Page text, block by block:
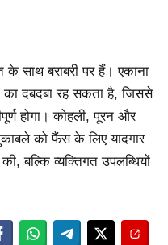
साथ बराबरी पर हैं। एकाना
का दबदबा रह सकता है, जिससे
होगा। कोहली, पूरन और
को फैंस के लिए यादगार
बल्कि व्यक्तिगत उपलब्धियों